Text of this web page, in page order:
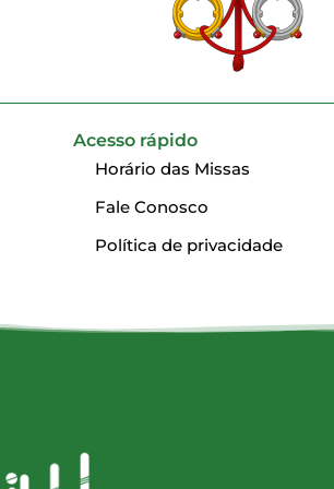
Acesso rápido
Horário das Missas
Fale Conosco
Política de privacidade